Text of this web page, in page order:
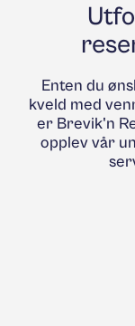
Enten du
kveld med
er Brevik'n
opplev vår